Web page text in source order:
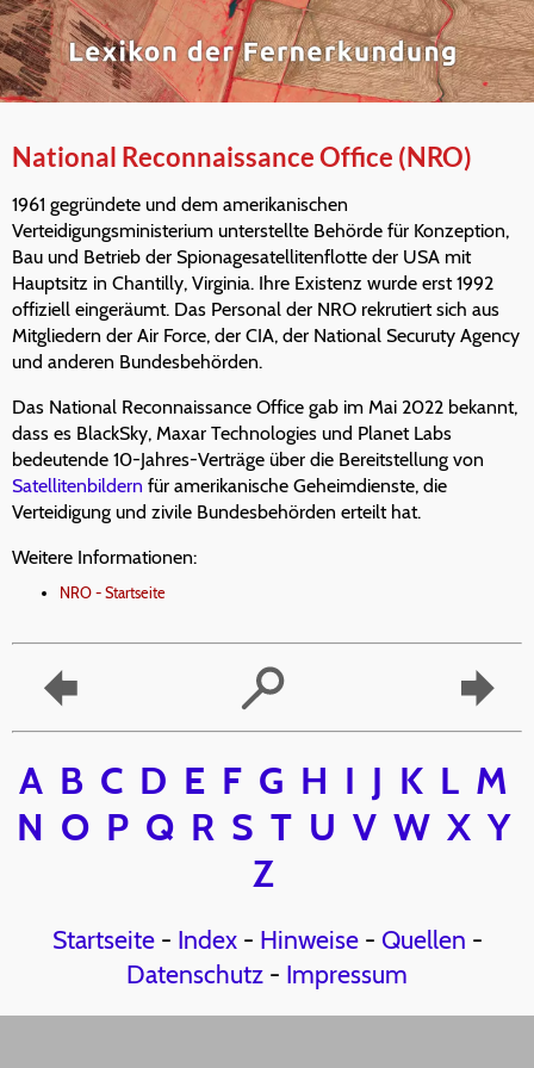
National Reconnaissance Office (NRO)
1961 gegründete und dem amerikanischen
Verteidigungsministerium unterstellte Behörde für Konzeption,
Bau und Betrieb der Spionagesatellitenflotte der USA mit
Hauptsitz in Chantilly, Virginia. Ihre Existenz wurde erst 1992
offiziell eingeräumt. Das Personal der NRO rekrutiert sich aus
Mitgliedern der Air Force, der CIA, der National Securuty Agency
und anderen Bundesbehörden.
Das National Reconnaissance Office gab im Mai 2022 bekannt,
dass es BlackSky, Maxar Technologies und Planet Labs
bedeutende 10-Jahres-Verträge über die Bereitstellung von
Satellitenbildern für amerikanische Geheimdienste, die
Verteidigung und zivile Bundesbehörden erteilt hat.
Weitere Informationen:
NRO - Startseite
A B C D E F G H I J K L M
N O P Q R S T U V W X Y
Z
Startseite- Index- Hinweise- Quellen -
Datenschutz - Impressum